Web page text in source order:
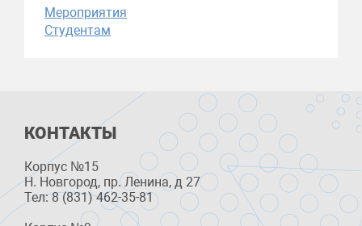
Мероприятия
Студентам
КОНТАКТЫ
Корпус №15
Н. Новгород, пр. Ленина, д 27
Тел: 8 (831) 462-35-81